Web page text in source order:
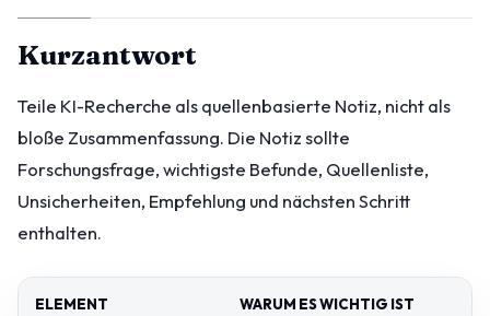
Kurzantwort
Teile KI-Recherche als quellenbasierte Notiz, nicht als
bloße Zusammenfassung. Die Notiz sollte
Forschungsfrage, wichtigste Befunde, Quellenliste,
Unsicherheiten, Empfehlung und nächsten Schritt
enthalten.
ELEMENT WARUM ES WICHTIG IST